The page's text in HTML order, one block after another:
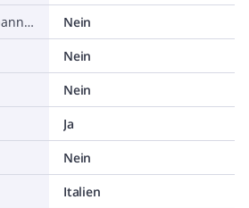
Geeignet für Hochspannung
Nein
Nein
Nein
Ja
Nein
Italien